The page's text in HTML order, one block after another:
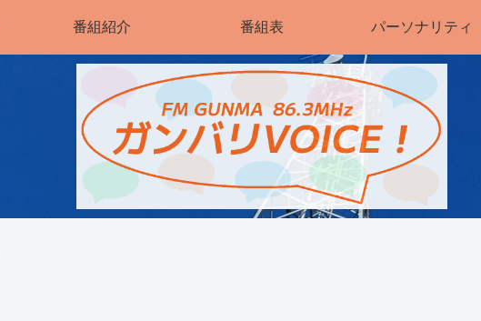
番組紹介 番組表 パーソナリティ